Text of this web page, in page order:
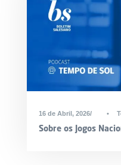
16 de Abril, 2026 •
Sobre os Jogos